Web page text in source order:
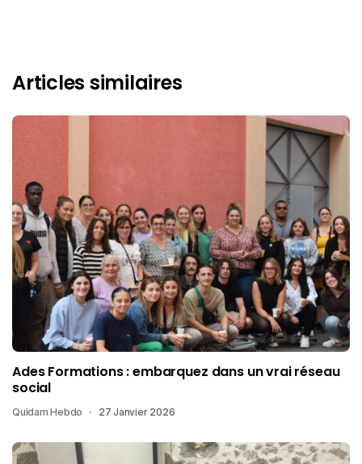
Articles similaires
Ades Formations : embarquez dans un vrai réseau
social
Quidam Hebdo 27 Janvier 2026